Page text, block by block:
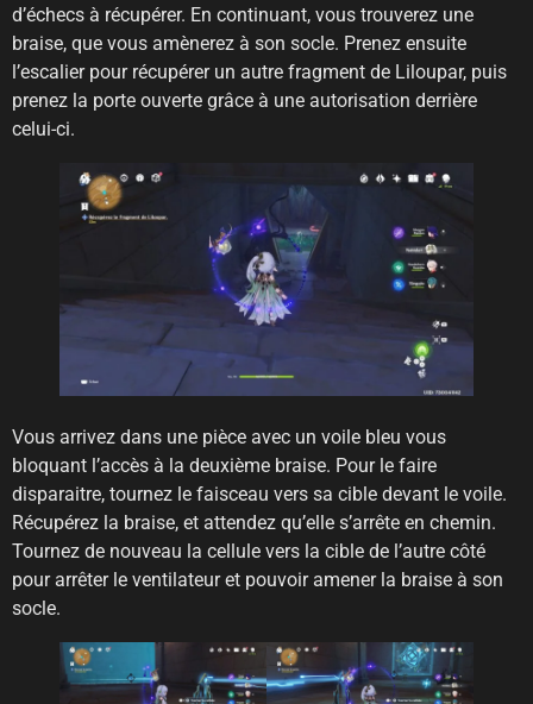
d’échecs à récupérer. En continuant, vous trouverez une
braise, que vous amènerez à son socle. Prenez ensuite
l’escalier pour récupérer un autre fragment de Liloupar, puis
prenez la porte ouverte grâce à une autorisation derrière
celui-ci.
Vous arrivez dans une pièce avec un voile bleu vous
bloquant l’accès à la deuxième braise. Pour le faire
disparaitre, tournez le faisceau vers sa cible devant le voile.
Récupérez la braise, et attendez qu’elle s’arrête en chemin.
Tournez de nouveau la cellule vers la cible de l’autre côté
pour arrêter le ventilateur et pouvoir amener la braise à son
socle.